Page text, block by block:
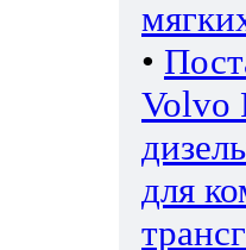
•
Volvo
для